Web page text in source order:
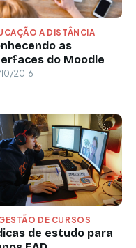
A DISTÂNCIA
as
do Moodle
2016
DE CURSOS
de estudo para